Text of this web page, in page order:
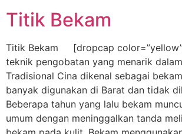
Titik Bekam
Titik Bekam [dropcap
teknik pengobatan yang menarik
Tradisional Cina dikenal sebagai
banyak digunakan di Barat dan tidak
Beberapa tahun yang lalu bekam
umum dengan meninggalkan tanda